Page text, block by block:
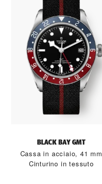
BLACK BAY GMT
Cassa in acciaio, 41 mm
Cinturino in tessuto